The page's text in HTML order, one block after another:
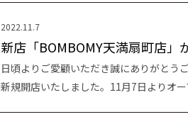
2022.11.7
新店「BOMBOMY天満扇町店」
日頃よりご愛顧いただき誠にありがとう
新規開店いたしました。11月7日よりオ